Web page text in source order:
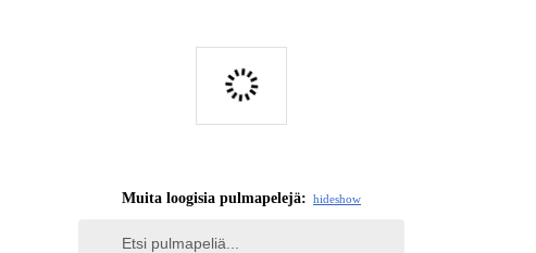
Muita loogisia pulmapelejä: hideshow